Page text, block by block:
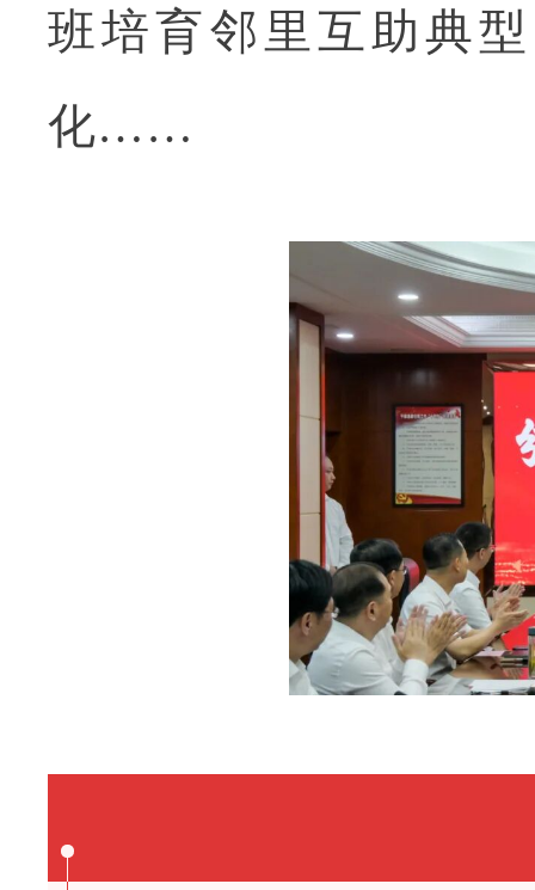
班培育邻里互助典
化……